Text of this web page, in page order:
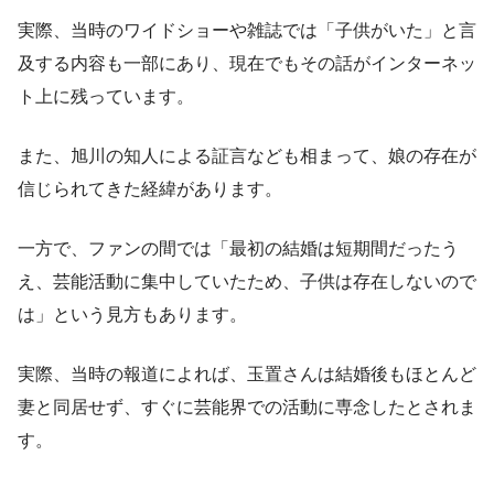
実際、当時のワイドショーや雑誌では「子供がいた」と言
及する内容も一部にあり、現在でもその話がインターネッ
ト上に残っています。
また、旭川の知人による証言なども相まって、娘の存在が
信じられてきた経緯があります。
一方で、ファンの間では「最初の結婚は短期間だったう
え、芸能活動に集中していたため、子供は存在しないので
は」という見方もあります。
実際、当時の報道によれば、玉置さんは結婚後もほとんど
妻と同居せず、すぐに芸能界での活動に専念したとされま
す。